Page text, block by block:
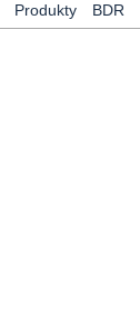
Produkty BDR